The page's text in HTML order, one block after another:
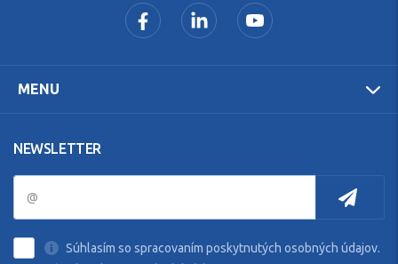
MENU
NEWSLETTER
Súhlasím so spracovaním poskytnutých osobných údajov.